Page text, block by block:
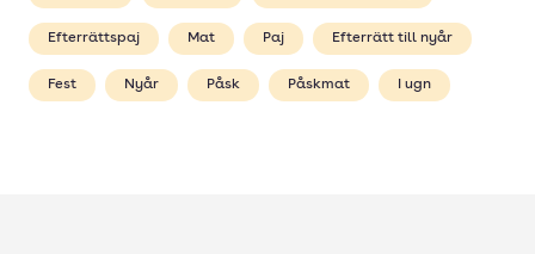
Efterrättspaj Mat Paj Efterrätt till nyår
Fest Nyår Påsk Påskmat I ugn